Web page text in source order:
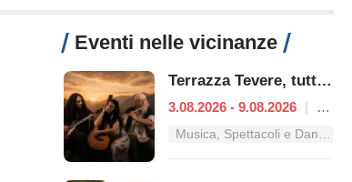
Eventi nelle vicinanze
Terrazza Tevere, tutti i concerti dal 3 al 9 agosto
3.08.2026 - 9.08.2026 |
Musica, Spettacoli e Danza nel Lazio